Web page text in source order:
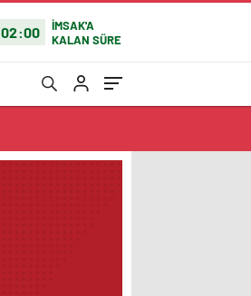
02:00
İMSAK'A
KALAN SÜRE